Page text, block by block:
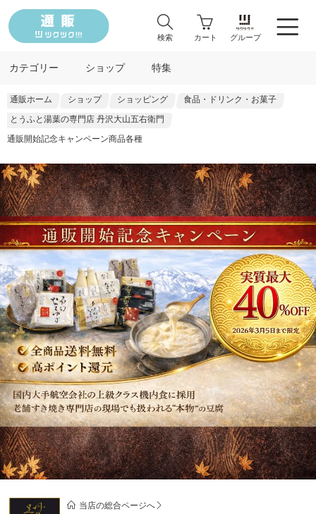
検索 カート グループ
カテゴリー ショップ 特集
通販ホーム ショップ ショッピング
食品・ドリンク・お菓子
とうふと湯葉の専門店 丹沢大山五右衛門
通販開始記念キャンペーン商品各種
当店の総合ページへ